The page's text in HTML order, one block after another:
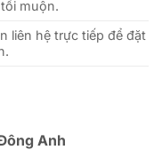
muộn.
liên hệ trực tiếp để đặt
Anh